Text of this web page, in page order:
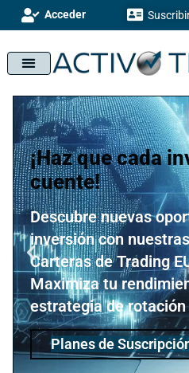
Acceder
¡Haz que cada
cuente!
Descubre nuevas
inversión con
Carteras de Trading
Maximiza tu
estrategia de
Planes de